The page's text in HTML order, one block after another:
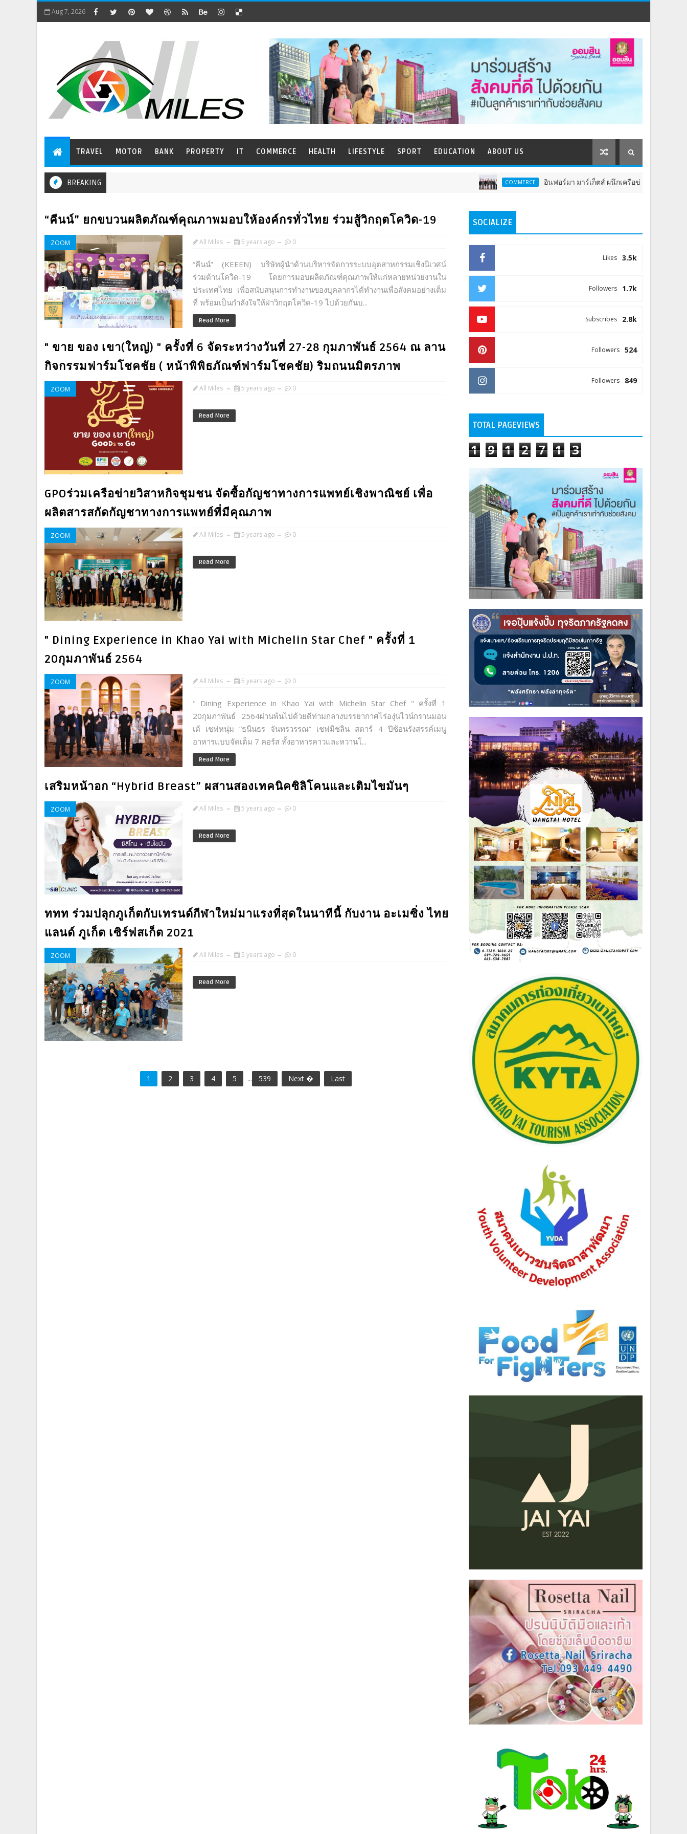
Aug 7, 2026
TRAVEL MOTOR BANK PROPERTY IT COMMERCE HEALTH LIFESTYLE SPORT EDUCATION ABOUT US
BREAKING COMMERCE อินฟอร์มา มาร์เก็ตส์ ผนึกเครือข่ายธุรกิจท่องเที่ยว-บริการ
“คีนน์” ยกขบวนผลิตภัณฑ์คุณภาพมอบให้องค์กรทั่วไทย ร่วมสู้วิกฤตโควิด-19
ZOOM All Miles 5 years ago 0
“คีนน์” (KEEEN) บริษัทผู้นำด้านบริหารจัดการระบบอุตสาหกรรมเชิงนิเวศน์
ร่วมต้านโควิด-19 โดยการมอบผลิตภัณฑ์คุณภาพให้แก่หลายหน่วยงานใน
ประเทศไทย เพื่อสนับสนุนการทำงานของบุคลากรได้ทำงานเพื่อสังคมอย่างเต็ม
ที่ พร้อมเป็นกำลังใจให้ฝ่าวิกฤตโควิด-19 ไปด้วยกันบ...
Read More
" ขาย ของ เขา(ใหญ่) " ครั้งที่ 6 จัดระหว่างวันที่ 27-28 กุมภาพันธ์ 2564 ณ ลาน
กิจกรรมฟาร์มโชคชัย ( หน้าพิพิธภัณฑ์ฟาร์มโชคชัย) ริมถนนมิตรภาพ
ZOOM All Miles 5 years ago 0
Read More
GPOร่วมเครือข่ายวิสาหกิจชุมชน จัดซื้อกัญชาทางการแพทย์เชิงพาณิชย์ เพื่อ
ผลิตสารสกัดกัญชาทางการแพทย์ที่มีคุณภาพ
ZOOM All Miles 5 years ago 0
Read More
" Dining Experience in Khao Yai with Michelin Star Chef " ครั้งที่ 1
20กุมภาพันธ์ 2564
ZOOM All Miles 5 years ago 0
" Dining Experience in Khao Yai with Michelin Star Chef " ครั้งที่ 1
20กุมภาพันธ์ 2564ผ่านพ้นไปด้วยดีท่ามกลางบรรยากาศไร่องุ่นไวน์กรานมอน
เต้ เชฟหนุ่ม “ธนินธร จันทรวรรณ” เชฟมิชลิน สตาร์ 4 ปีซ้อนรังสรรค์เมนู
อาหารแบบจัดเต็ม 7 คอร์ส ทั้งอาหารคาวและหวานโ...
Read More
เสริมหน้าอก “Hybrid Breast” ผสานสองเทคนิคซิลิโคนและเติมไขมันๆ
ZOOM All Miles 5 years ago 0
Read More
ททท ร่วมปลุกภูเก็ตกับเทรนด์กีฬาใหม่มาแรงที่สุดในนาทีนี้ กับงาน อะเมซิ่ง ไทย
แลนด์ ภูเก็ต เซิร์ฟสเก็ต 2021
ZOOM All Miles 5 years ago 0
Read More
1 2 3 4 5 ... 539 Next � Last
SOCIALIZE
3.5k
Likes
1.7k
Followers
2.8k
Subscribes
524
Followers
849
Followers
TOTAL PAGEVIEWS
1 9 1 2 7 1 3